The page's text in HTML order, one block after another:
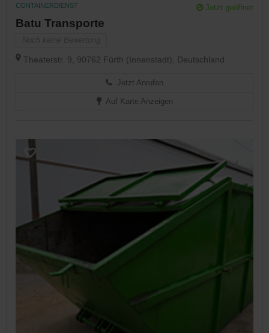
CONTAINERDIENST Jetzt geöffnet
Batu Transporte
Theaterstr. 9, 90762 Fürth (Innenstadt), Deutschland
Jetzt Anrufen
Auf Karte Anzeigen